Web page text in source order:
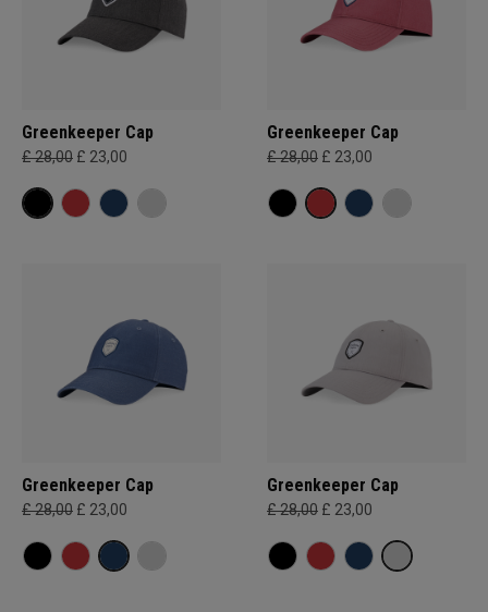
Greenkeeper Cap
£ 28,00 £ 23,00
Greenkeeper Cap
£ 28,00 £ 23,00
Greenkeeper Cap
£ 28,00 £ 23,00
Greenkeeper Cap
£ 28,00 £ 23,00